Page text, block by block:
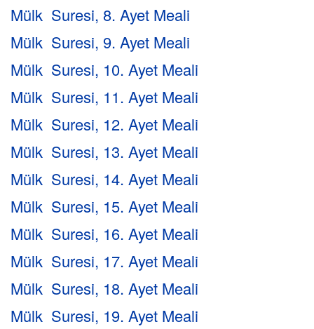
Mülk Suresi, 8. Ayet Meali
Mülk Suresi, 9. Ayet Meali
Mülk Suresi, 10. Ayet Meali
Mülk Suresi, 11. Ayet Meali
Mülk Suresi, 12. Ayet Meali
Mülk Suresi, 13. Ayet Meali
Mülk Suresi, 14. Ayet Meali
Mülk Suresi, 15. Ayet Meali
Mülk Suresi, 16. Ayet Meali
Mülk Suresi, 17. Ayet Meali
Mülk Suresi, 18. Ayet Meali
Mülk Suresi, 19. Ayet Meali